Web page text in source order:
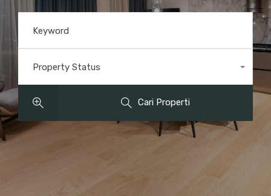
Keyword
Property Status
Status
Cari Properti